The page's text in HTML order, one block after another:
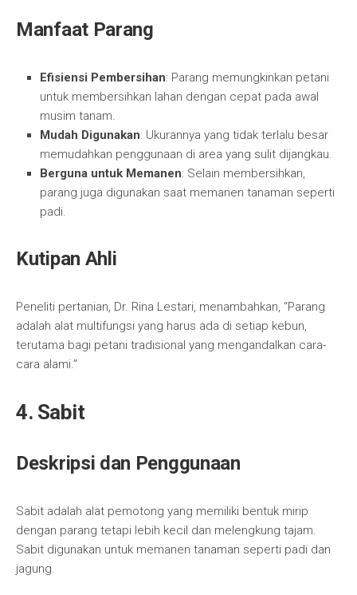
Manfaat Parang
Efisiensi Pembersihan: Parang memungkinkan petani
untuk membersihkan lahan dengan cepat pada awal
musim tanam.
Mudah Digunakan: Ukurannya yang tidak terlalu besar
memudahkan penggunaan di area yang sulit dijangkau.
Berguna untuk Memanen: Selain membersihkan,
parang juga digunakan saat memanen tanaman seperti
padi.
Kutipan Ahli
Peneliti pertanian, Dr. Rina Lestari, menambahkan, “Parang
adalah alat multifungsi yang harus ada di setiap kebun,
terutama bagi petani tradisional yang mengandalkan cara-
cara alami.”
4. Sabit
Deskripsi dan Penggunaan
Sabit adalah alat pemotong yang memiliki bentuk mirip
dengan parang tetapi lebih kecil dan melengkung tajam.
Sabit digunakan untuk memanen tanaman seperti padi dan
jagung.